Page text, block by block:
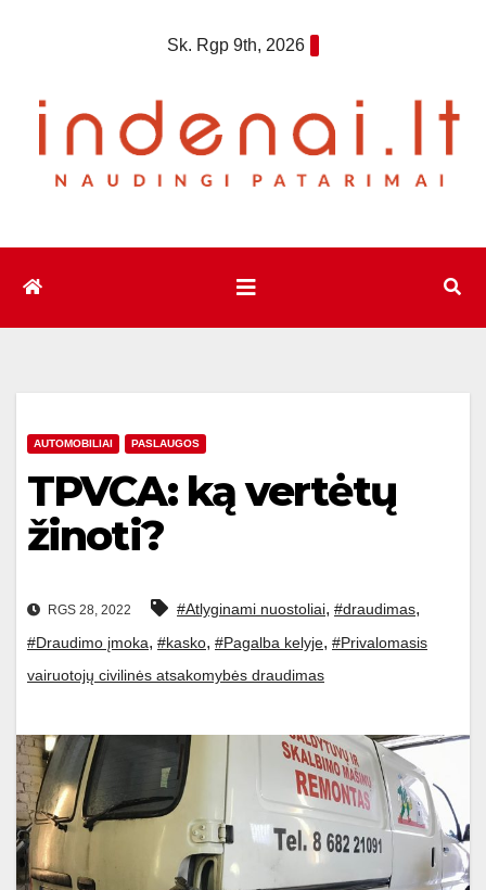
Sk. Rgp 9th, 2026
AUTOMOBILIAI PASLAUGOS
TPVCA: ką vertėtų
žinoti?
RGS 28, 2022 #Atlyginami nuostoliai, #draudimas,
#Draudimo įmoka, #kasko, #Pagalba kelyje, #Privalomasis
vairuotojų civilinės atsakomybės draudimas